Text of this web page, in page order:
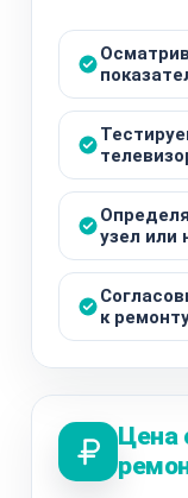
узел или
к
Цена